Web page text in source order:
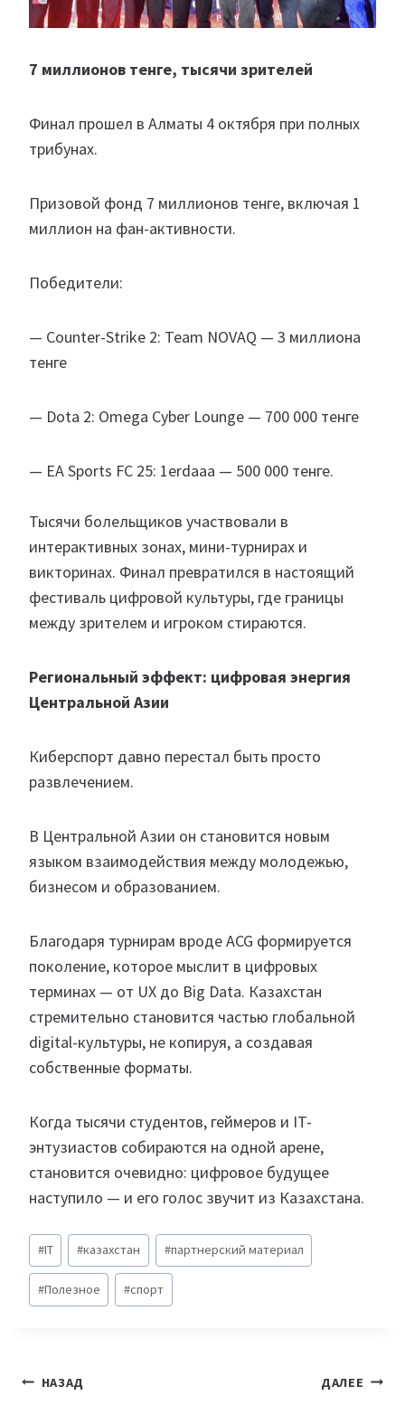
7 миллионов тенге, тысячи зрителей
Финал прошел в Алматы 4 октября при полных
трибунах.
Призовой фонд 7 миллионов тенге, включая 1
миллион на фан-активности.
Победители:
— Counter-Strike 2: Team NOVAQ — 3 миллиона
тенге
— Dota 2: Omega Cyber Lounge — 700 000 тенге
— EA Sports FC 25: 1erdaaa — 500 000 тенге.
Тысячи болельщиков участвовали в
интерактивных зонах, мини-турнирах и
викторинах. Финал превратился в настоящий
фестиваль цифровой культуры, где границы
между зрителем и игроком стираются.
Региональный эффект: цифровая энергия
Центральной Азии
Киберспорт давно перестал быть просто
развлечением.
В Центральной Азии он становится новым
языком взаимодействия между молодежью,
бизнесом и образованием.
Благодаря турнирам вроде ACG формируется
поколение, которое мыслит в цифровых
терминах — от UX до Big Data. Казахстан
стремительно становится частью глобальной
digital-культуры, не копируя, а создавая
собственные форматы.
Когда тысячи студентов, геймеров и IT-
энтузиастов собираются на одной арене,
становится очевидно: цифровое будущее
наступило — и его голос звучит из Казахстана.
Метки
записи:
#IT #казахстан #партнерский материал
#Полезное #спорт
Навигация
НАЗАД ДАЛЕЕ